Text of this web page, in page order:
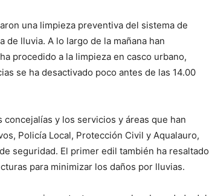
una limpieza preventiva del sistema de
de lluvia. A lo largo de la mañana han
procedido a la limpieza en casco urbano,
se ha desactivado poco antes de las 14.00
y los servicios y áreas que han
Policía Local, Protección Civil y Aqualauro,
seguridad. El primer edil también ha resaltado
para minimizar los daños por lluvias.